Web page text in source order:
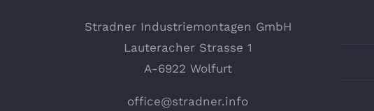
Stradner Industriemontagen GmbH
Lauteracher Strasse 1
A-6922 Wolfurt
office@stradner.info